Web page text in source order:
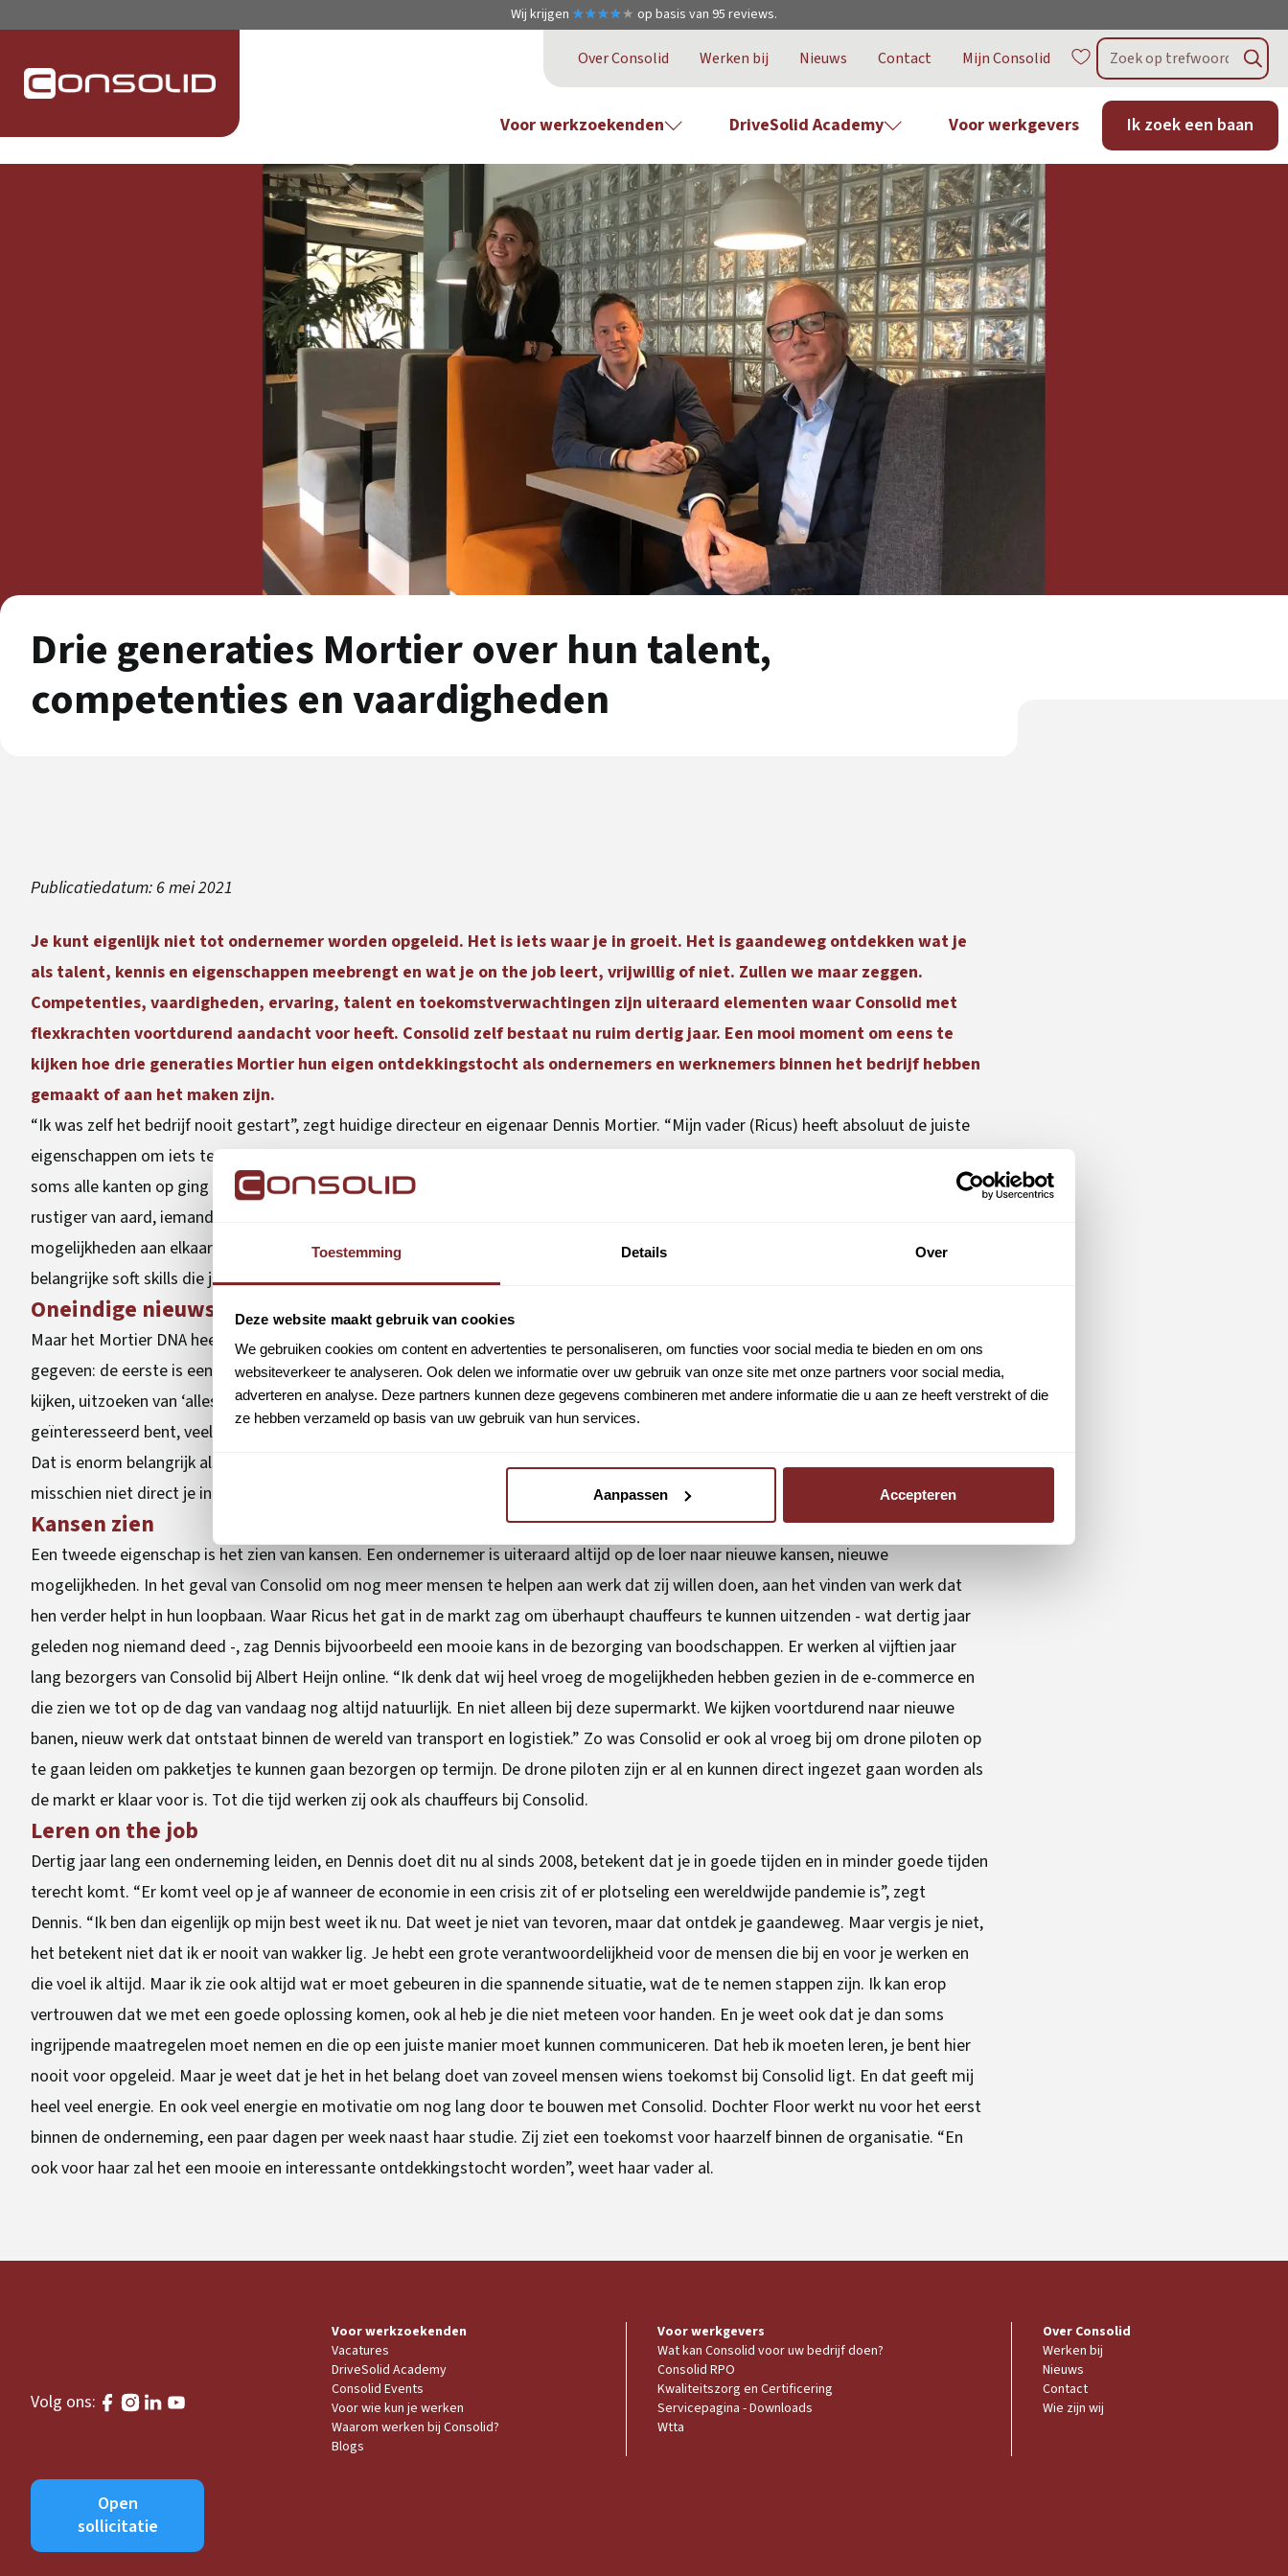
Toestemming Details Over
Deze website maakt gebruik van cookies
We gebruiken cookies om content en advertenties te personaliseren, om functies voor social media te bieden en om ons
websiteverkeer te analyseren. Ook delen we informatie over uw gebruik van onze site met onze partners voor social media,
adverteren en analyse. Deze partners kunnen deze gegevens combineren met andere informatie die u aan ze heeft verstrekt of die
ze hebben verzameld op basis van uw gebruik van hun services.
Aanpassen Accepteren
Wij krijgen ★
★★
★★
★★
★ ★
★ op basis van 95 reviews.
Over Consolid Werken bij Nieuws Contact Mijn Consolid
Voor werkzoekenden DriveSolid Academy Voor werkgevers Ik zoek een baan
Drie generaties Mortier over hun talent,
competenties en vaardigheden
Publicatiedatum: 6 mei 2021
Je kunt eigenlijk niet tot ondernemer worden opgeleid. Het is iets waar je in groeit. Het is gaandeweg ontdekken wat je
als talent, kennis en eigenschappen meebrengt en wat je on the job leert, vrijwillig of niet. Zullen we maar zeggen.
Competenties, vaardigheden, ervaring, talent en toekomstverwachtingen zijn uiteraard elementen waar Consolid met
flexkrachten voortdurend aandacht voor heeft. Consolid zelf bestaat nu ruim dertig jaar. Een mooi moment om eens te
kijken hoe drie generaties Mortier hun eigen ontdekkingstocht als ondernemers en werknemers binnen het bedrijf hebben
gemaakt of aan het maken zijn.
“Ik was zelf het bedrijf nooit gestart”, zegt huidige directeur en eigenaar Dennis Mortier. “Mijn vader (Ricus) heeft absoluut de juiste
eigenschappen om iets te beginnen. Met een idee, met een heel goed idee dertig jaar geleden, en zijn enorme voorwaartse kracht die
soms alle kanten op ging in die jaren, gewoon beginnen. Onderweg kijken wat je tegenkomt en daar mee dealen. Ik ben zelf wat
rustiger van aard, iemand van verder bouwen, eerst goed nadenken en dan pas doen, de organisatie professionaliseren,
mogelijkheden aan elkaar verbinden en dan rustig met focus verder gaan. En mijn dochter bezit - naast haar interesse in cijfers - hele
belangrijke soft skills die je nodig hebt als je een organisatie wilt leiden.”
Oneindige nieuwsgierigheid
Maar het Mortier DNA heeft ook zeer belangrijke persoonlijkheidskenmerken die kennelijk van generatie op generatie door worden
gegeven: de eerste is een eindeloze nieuwsgierigheid naar alles wat je maar kunt bedenken. Mortiers zijn omnivoren in het lezen,
kijken, uitzoeken van ‘alles wat je maar kunt bedenken’. “Het is heel grappig om dat ook bij mijn dochter te herkennen. Als je zo breed
geïnteresseerd bent, veel weet en altijd openstaat voor zienswijzen, kun je ook dingen in een context plaatsen en verbanden leggen.
Dat is enorm belangrijk als je aan het hoofd van een onderneming staat”, zegt Dennis. “Je krijgt met veel zaken te maken die
misschien niet direct je interesse zouden hebben, maar waar je wel in moet duiken. Dan komt dit heel goed van pas.”
Kansen zien
Een tweede eigenschap is het zien van kansen. Een ondernemer is uiteraard altijd op de loer naar nieuwe kansen, nieuwe
mogelijkheden. In het geval van Consolid om nog meer mensen te helpen aan werk dat zij willen doen, aan het vinden van werk dat
hen verder helpt in hun loopbaan. Waar Ricus het gat in de markt zag om überhaupt chauffeurs te kunnen uitzenden - wat dertig jaar
geleden nog niemand deed -, zag Dennis bijvoorbeeld een mooie kans in de bezorging van boodschappen. Er werken al vijftien jaar
lang bezorgers van Consolid bij Albert Heijn online. “Ik denk dat wij heel vroeg de mogelijkheden hebben gezien in de e-commerce en
die zien we tot op de dag van vandaag nog altijd natuurlijk. En niet alleen bij deze supermarkt. We kijken voortdurend naar nieuwe
banen, nieuw werk dat ontstaat binnen de wereld van transport en logistiek.” Zo was Consolid er ook al vroeg bij om drone piloten op
te gaan leiden om pakketjes te kunnen gaan bezorgen op termijn. De drone piloten zijn er al en kunnen direct ingezet gaan worden als
de markt er klaar voor is. Tot die tijd werken zij ook als chauffeurs bij Consolid.
Leren on the job
Dertig jaar lang een onderneming leiden, en Dennis doet dit nu al sinds 2008, betekent dat je in goede tijden en in minder goede tijden
terecht komt. “Er komt veel op je af wanneer de economie in een crisis zit of er plotseling een wereldwijde pandemie is”, zegt
Dennis. “Ik ben dan eigenlijk op mijn best weet ik nu. Dat weet je niet van tevoren, maar dat ontdek je gaandeweg. Maar vergis je niet,
het betekent niet dat ik er nooit van wakker lig. Je hebt een grote verantwoordelijkheid voor de mensen die bij en voor je werken en
die voel ik altijd. Maar ik zie ook altijd wat er moet gebeuren in die spannende situatie, wat de te nemen stappen zijn. Ik kan erop
vertrouwen dat we met een goede oplossing komen, ook al heb je die niet meteen voor handen. En je weet ook dat je dan soms
ingrijpende maatregelen moet nemen en die op een juiste manier moet kunnen communiceren. Dat heb ik moeten leren, je bent hier
nooit voor opgeleid. Maar je weet dat je het in het belang doet van zoveel mensen wiens toekomst bij Consolid ligt. En dat geeft mij
heel veel energie. En ook veel energie en motivatie om nog lang door te bouwen met Consolid. Dochter Floor werkt nu voor het eerst
binnen de onderneming, een paar dagen per week naast haar studie. Zij ziet een toekomst voor haarzelf binnen de organisatie. “En
ook voor haar zal het een mooie en interessante ontdekkingstocht worden”, weet haar vader al.
Volg ons:
Open
sollicitatie
Voor werkzoekenden
Vacatures
DriveSolid Academy
Consolid Events
Voor wie kun je werken
Waarom werken bij Consolid?
Blogs
Voor werkgevers
Wat kan Consolid voor uw bedrijf doen?
Consolid RPO
Kwaliteitszorg en Certificering
Servicepagina - Downloads
Wtta
Over Consolid
Werken bij
Nieuws
Contact
Wie zijn wij